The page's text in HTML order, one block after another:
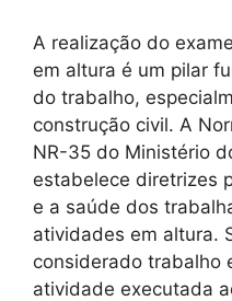
A realização do
em altura é um pilar
do trabalho,
construção civil. A
NR-35 do Ministério
estabelece diretrizes
e a saúde dos
atividades em altura.
considerado trabalho
atividade executada